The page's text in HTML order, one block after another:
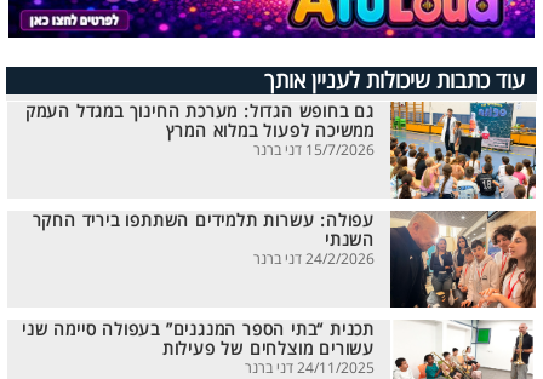
עוד כתבות שיכולות לעניין אותך
גם בחופש הגדול: מערכת החינוך במגדל העמק
ממשיכה לפעול במלוא המרץ
15/7/2026 דני ברנר
עפולה: עשרות תלמידים השתתפו ביריד החקר
השנתי
24/2/2026 דני ברנר
תכנית “בתי הספר המנגנים” בעפולה סיימה שני
עשורים מוצלחים של פעילות
24/11/2025 דני ברנר